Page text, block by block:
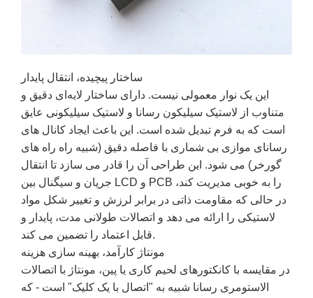
ساختار پیچیده، انتقال پایدار
این یک نوار معمولی نیست. دارای ساختار لایه‌ای دقیق و
متناوب از لاستیک سیلیکون رسانا و لاستیک سیلیکونی عایق
است که به فرم تبدیل شده است. این باعث ایجاد کانال های
رسانای موازی بی شماری با فاصله دقیق (شبیه راه راه های
گورخر) می شود. این طراحی آن را قادر می سازد تا انتقال
جریان و سیگنال بین LCD و PCB را به خوبی مدیریت کند،
در حالی که مقاومت ذاتی در برابر لرزش و تغییر شکل مواد
لاستیکی را ارائه می دهد و اتصالات طولانی مدت، پایدار و
قابل اعتماد را تضمین می کند.
مونتاژ کارآمد، بهینه سازی هزینه
در مقایسه با کانکتورهای لحیم کاری یا پین، مونتاژ با اتصالات
الاستومری رسانا شبیه به "اتصال با یک کلیک" است - که